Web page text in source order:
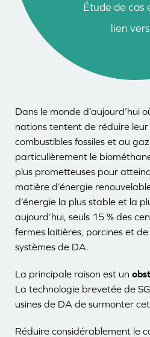
Étude de cas
lien vers
Dans le monde d’aujourd’hui
nations tentent de réduire
combustibles fossiles et au
particulièrement le
plus prometteuses pour
matière d’énergie
d’énergie la plus stable et la
aujourd’hui, seuls 15 % des
fermes laitières, porcines et
systèmes de DA.
La principale raison est un
La technologie brevetée de
usines de DA de surmonter
Réduire considérablement le